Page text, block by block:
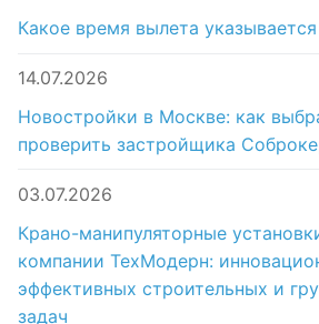
Какое время вылета
14.07.2026
Новостройки в Москве: как
проверить застройщика
03.07.2026
Крано-манипуляторные
компании ТехМодерн:
эффективных строительных и
задач